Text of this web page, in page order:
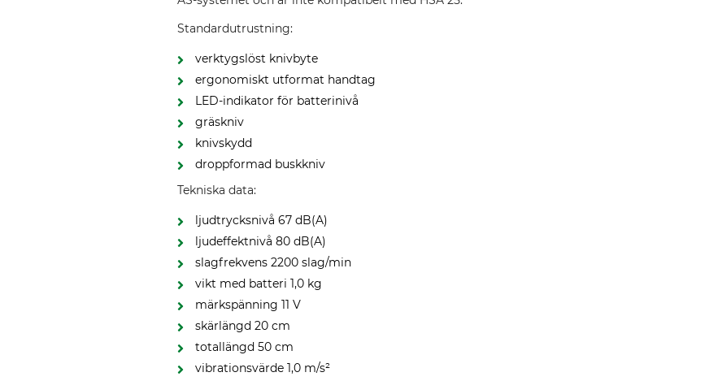
Standardutrustning:
verktygslöst knivbyte
ergonomiskt utformat handtag
LED-indikator för batterinivå
gräskniv
knivskydd
droppformad buskkniv
Tekniska data:
ljudtrycksnivå 67 dB(A)
ljudeffektnivå 80 dB(A)
slagfrekvens 2200 slag/min
vikt med batteri 1,0 kg
märkspänning 11 V
skärlängd 20 cm
totallängd 50 cm
vibrationsvärde 1,0 m/s²